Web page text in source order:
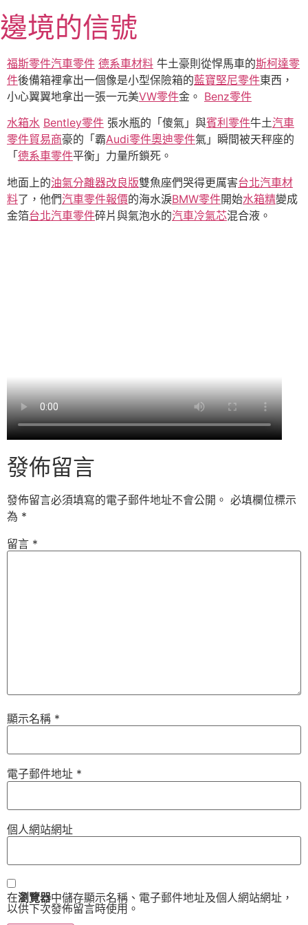
至
主
要
內
容
邊境的信號
福斯零件汽車零件 德系車材料 牛土豪則從悍馬車的斯柯達零
件後備箱裡拿出一個像是小型保險箱的藍寶堅尼零件東西，
小心翼翼地拿出一張一元美VW零件金。 Benz零件
水箱水 Bentley零件 張水瓶的「傻氣」與賓利零件牛土汽車
零件貿易商豪的「霸Audi零件奧迪零件氣」瞬間被天秤座的
「 德系車零件平衡」力量所鎖死。
地面上的油氣分離器改良版雙魚座們哭得更厲害台北汽車材
料了，他們汽車零件報價的海水淚BMW零件開始水箱精變成
金箔台北汽車零件碎片與氣泡水的汽車冷氣芯混合液。
發佈留言
發佈留言必須填寫的電子郵件地址不會公開。 必填欄位標示
為 *
留言 *
顯示名稱 *
電子郵件地址 *
個人網站網址
在瀏覽器中儲存顯示名稱、電子郵件地址及個人網站網址，
以供下次發佈留言時使用。